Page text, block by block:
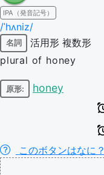
IPA（発音記号）
/ˈhʌniz/
名詞 活用形 複数形
plural of honey
原形: honey
このボタンはなに？